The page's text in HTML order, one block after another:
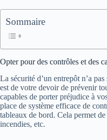
Sommaire
Opter pour des contrôles et des
La sécurité d’un entrepôt n’a
est de votre devoir de prévenir
capables de porter préjudice à
place de système efficace de
tableaux de bord. Cela permet
incendies, etc.